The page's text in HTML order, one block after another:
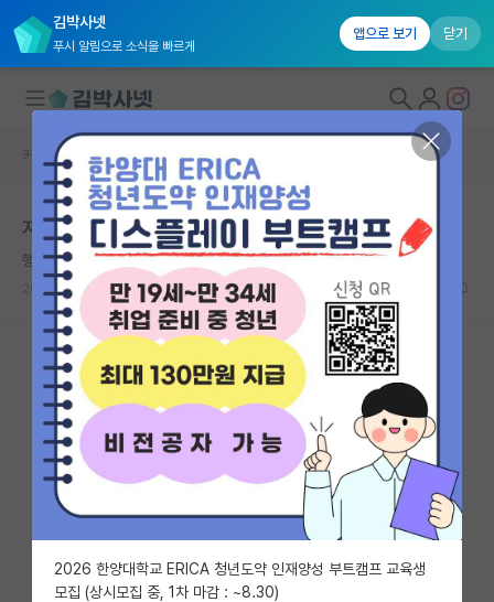
김박사넷
푸시 알림으로 소식을 빠르게
앱으로 보기 닫기
대학원생 모집
국내대학원 정보
연구실&오픈랩
커뮤니티
커뮤니티 홈
전체글보기
베스트 게시판
IF 명예의전당
자유 게시판(아무개랩)
미국 유학 게시판
커뮤니티 홈 자유 게시판(아무개랩)
지거국 출신 대학원 고민
행복한 제인 오스틴
2026.05.04 2 667
2026 한양대학교 ERICA 청년도약 인재양성 부트캠프 교육생
모집 (상시모집 중, 1차 마감 : ~8.30)